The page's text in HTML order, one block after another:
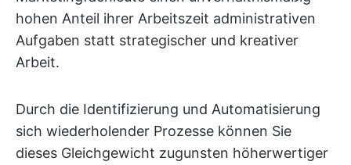
hohen Anteil ihrer Arbeitszeit administrativen
Aufgaben statt strategischer und kreativer
Arbeit.
Durch die Identifizierung und Automatisierung
sich wiederholender Prozesse können Sie
dieses Gleichgewicht zugunsten höherwertiger